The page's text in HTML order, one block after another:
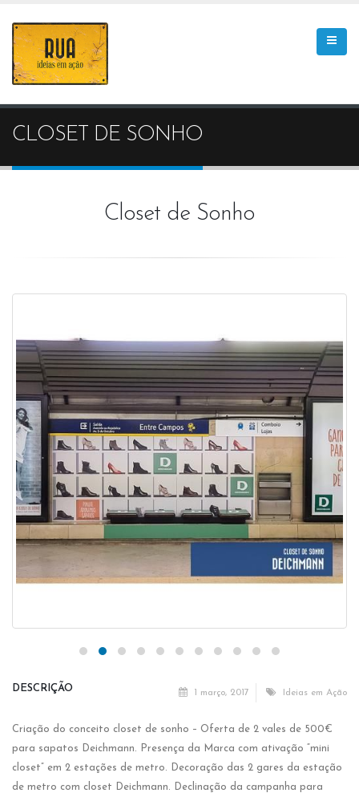
CLOSET DE SONHO
Closet de Sonho
1 março, 2017 Ideias em Ação
DESCRIÇÃO
Criação do conceito closet de sonho – Oferta de 2 vales de 500€
para sapatos Deichmann. Presença da Marca com ativação “mini
closet” em 2 estações de metro. Decoração das 2 gares da estação
de metro com closet Deichmann. Declinação da campanha para